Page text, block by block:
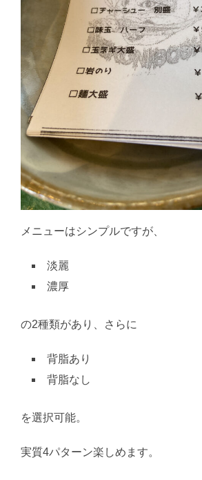
メニューはシンプルですが、
淡麗
濃厚
の2種類があり、さらに
背脂あり
背脂なし
を選択可能。
実質4パターン楽しめます。